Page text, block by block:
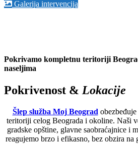
Galerija intervencija
Pokrivamo kompletnu teritoriji
naseljima
Pokrivenost & Lokacije
Šlep služba Moj Beograd
teritoriji celog Beograda i okoline. Naši
gradske opštine, glavne saobraćajnice i
reagujemo brzo i efikasno, bez obzira na